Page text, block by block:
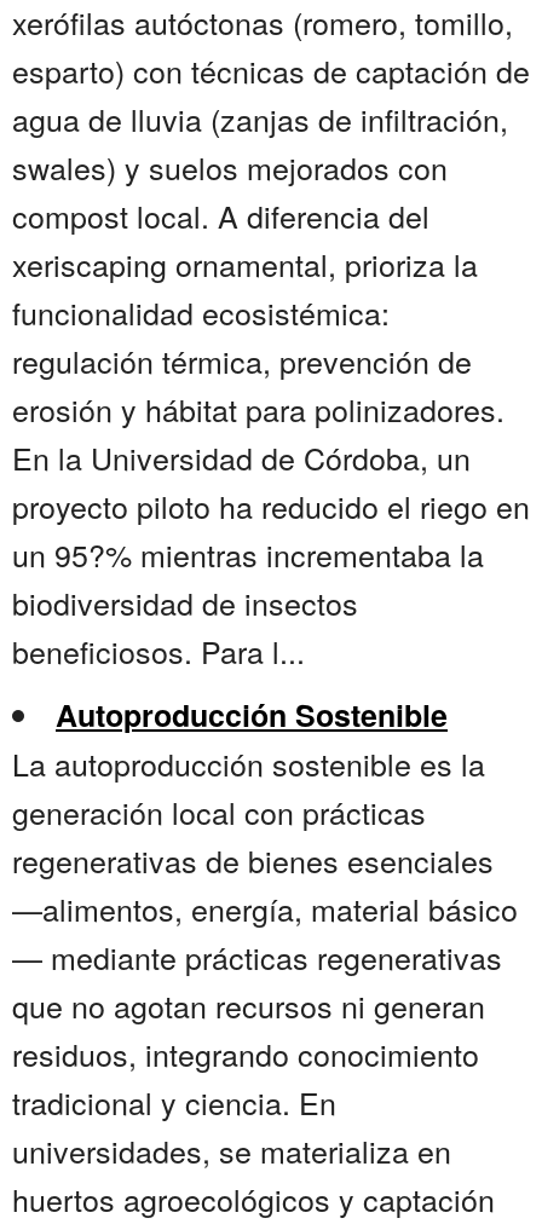
xerófilas autóctonas (romero, tomillo,
esparto) con técnicas de captación de
agua de lluvia (zanjas de infiltración,
swales) y suelos mejorados con
compost local. A diferencia del
xeriscaping ornamental, prioriza la
funcionalidad ecosistémica:
regulación térmica, prevención de
erosión y hábitat para polinizadores.
En la Universidad de Córdoba, un
proyecto piloto ha reducido el riego en
un 95?% mientras incrementaba la
biodiversidad de insectos
beneficiosos. Para l...
Autoproducción Sostenible
La autoproducción sostenible es la
generación local con prácticas
regenerativas de bienes esenciales
—alimentos, energía, material básico
— mediante prácticas regenerativas
que no agotan recursos ni generan
residuos, integrando conocimiento
tradicional y ciencia. En
universidades, se materializa en
huertos agroecológicos y captación